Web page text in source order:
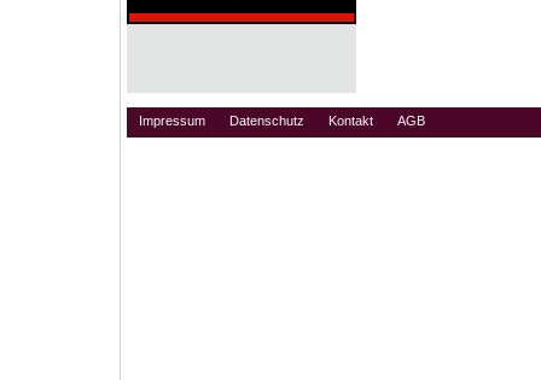
Impressum Datenschutz Kontakt AGB